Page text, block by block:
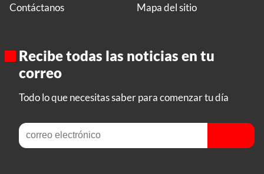
Contáctanos Mapa del sitio
Recibe todas las noticias en tu
correo
Todo lo que necesitas saber para comenzar tu día